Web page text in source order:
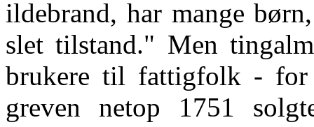
ildebrand, har mange
slet tilstand." Men
brukere til fattigfolk - for
greven netop 1751